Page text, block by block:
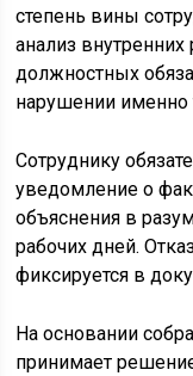
степень вины
анализ
должностных
нарушении
Сотруднику
уведомление о
объяснения в
рабочих дней.
фиксируется в
На основании
принимает